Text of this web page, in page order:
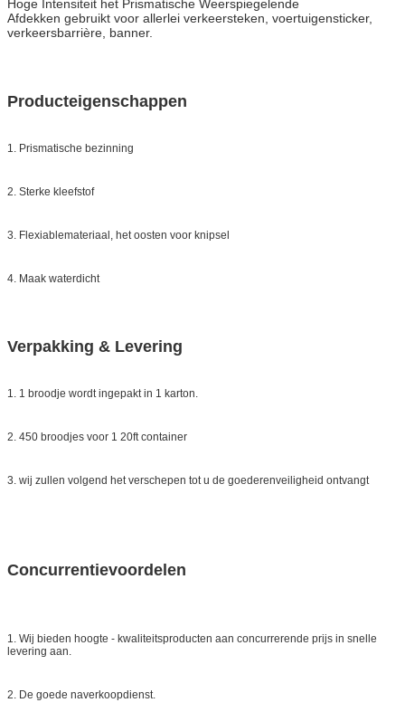
Hoge Intensiteit het Prismatische Weerspiegelende
Afdekken gebruikt voor allerlei verkeersteken, voertuigensticker,
verkeersbarrière, banner.
Producteigenschappen
1. Prismatische bezinning
2. Sterke kleefstof
3. Flexiablemateriaal, het oosten voor knipsel
4. Maak waterdicht
Verpakking & Levering
1. 1 broodje wordt ingepakt in 1 karton.
2. 450 broodjes voor 1 20ft container
3. wij zullen volgend het verschepen tot u de goederenveiligheid ontvangt
Concurrentievoordelen
1. Wij bieden hoogte - kwaliteitsproducten aan concurrerende prijs in snelle
levering aan.
2. De goede naverkoopdienst.